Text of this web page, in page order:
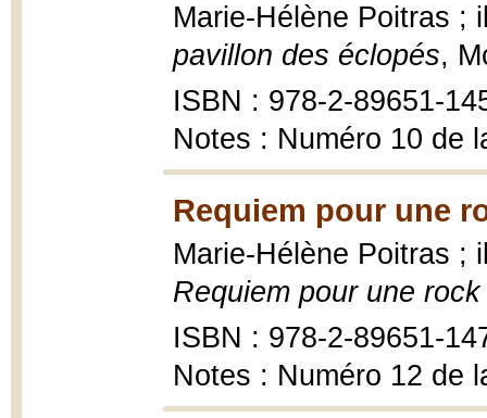
Marie-Hélène Poitras ;
pavillon des éclopés,
ISBN : 978-2-89651-
Notes : Numéro 10 de
Requiem pour une
Marie-Hélène Poitras ;
Requiem pour une
ISBN : 978-2-89651-
Notes : Numéro 12 de